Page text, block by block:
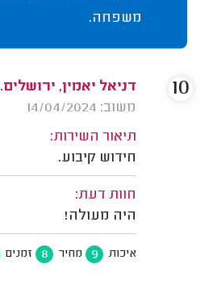
משפחה.
דניאל יאמין, ירושלים.
משוב: 14/04/2024
תיאור השירות:
חידוש קיבוע.
חוות דעת:
היה מעולה!
איכות 9 מחיר 8 זמנים
10